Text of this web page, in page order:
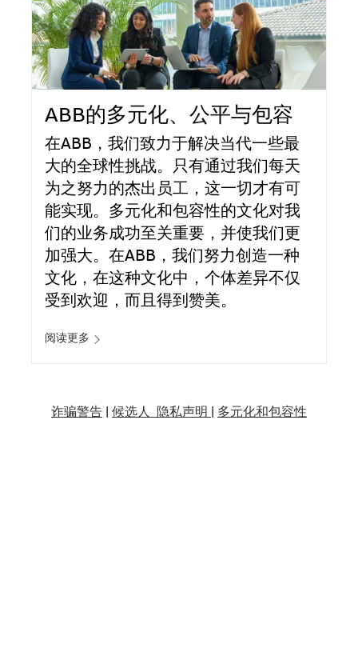
ABB的多元化、公平与包容
在ABB，我们致力于解决当代一些最
大的全球性挑战。只有通过我们每天
为之努力的杰出员工，这一切才有可
能实现。多元化和包容性的文化对我
们的业务成功至关重要，并使我们更
加强大。在ABB，我们努力创造一种
文化，在这种文化中，个体差异不仅
受到欢迎，而且得到赞美。
阅读更多
诈骗警告| 候选人 隐私声明 | 多元化和包容性